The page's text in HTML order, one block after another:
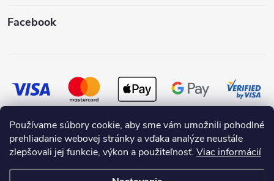
Používame súbory cookie, aby sme vám umožnili pohodlné
prehliadanie webovej stránky a vďaka analýze neustále
zlepšovali jej funkcie, výkon a použiteľnosť. Viac informácií
Facebook